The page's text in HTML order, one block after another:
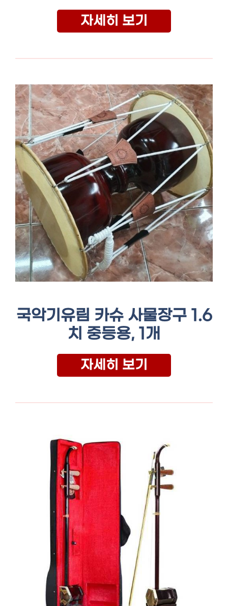
자세히 보기
국악기유림 카슈 사물장구 1.6
치 중등용, 1개
자세히 보기